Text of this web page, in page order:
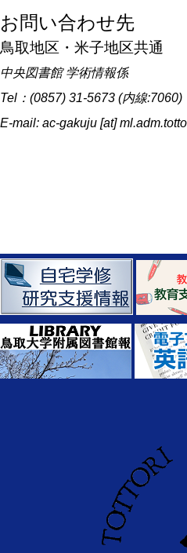
お問い合わせ先
鳥取地区・米子地区共通
中央図書館 学術情報係
Tel：(0857) 31-5673 (内線:7060)
E-mail: ac-gakuju [at]